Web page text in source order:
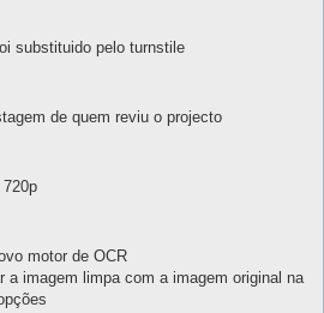
substituido pelo turnstile
de quem reviu o projecto
motor de OCR
a imagem limpa com a imagem original na